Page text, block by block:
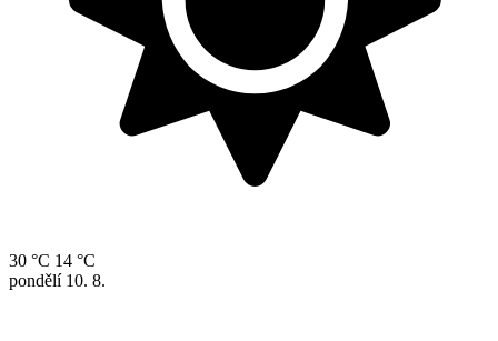
30 °C 14 °C
pondělí 10. 8.